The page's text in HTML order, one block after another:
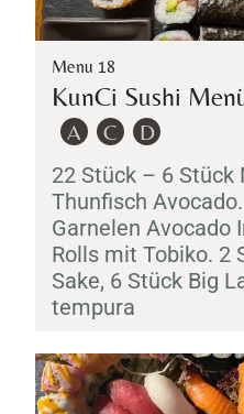
Menu 18
KunCi Sushi
A C D
22 Stück – 6 Stück
Thunfisch
Garnelen Avocado
Rolls mit Tobiko. 2
Sake, 6 Stück Big
tempura